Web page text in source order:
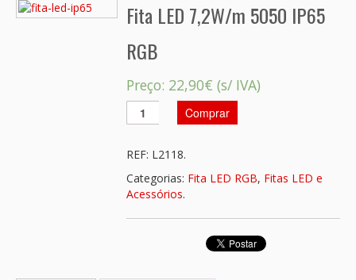
Fita LED 7,2W/m 5050 IP65
RGB
Preço: 22,90€ (s/ IVA)
Comprar
REF: L2118.
Categorias: Fita LED RGB, Fitas LED e
Acessórios.